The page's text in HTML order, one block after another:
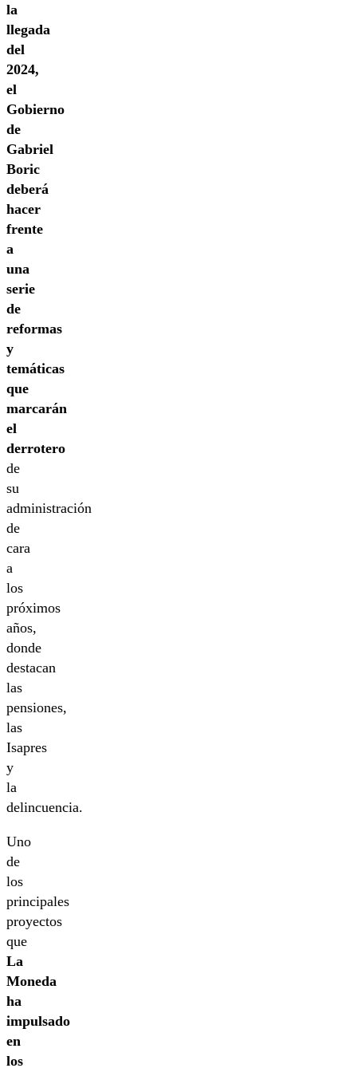
la
llegada
del
2024,
el
Gobierno
de
Gabriel
Boric
deberá
hacer
frente
a
una
serie
de
reformas
y
temáticas
que
marcarán
el
derrotero
de
su
administración
de
cara
a
los
próximos
años,
donde
destacan
las
pensiones,
las
Isapres
y
la
delincuencia.
Uno
de
los
principales
proyectos
que
La
Moneda
ha
impulsado
en
los